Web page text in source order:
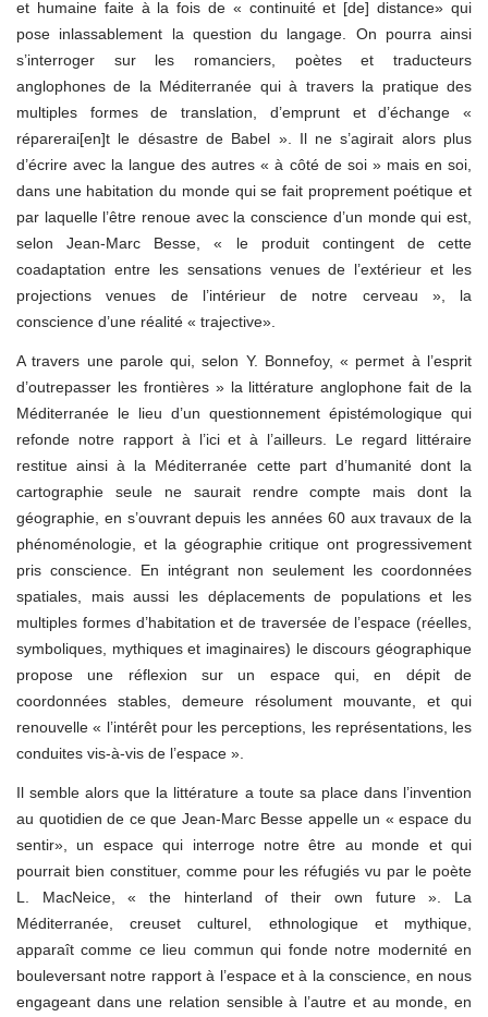
et humaine faite à la fois de « continuité et [de] distance» qui
pose inlassablement la question du langage. On pourra ainsi
s’interroger sur les romanciers, poètes et traducteurs
anglophones de la Méditerranée qui à travers la pratique des
multiples formes de translation, d’emprunt et d’échange «
réparerai[en]t le désastre de Babel ». Il ne s’agirait alors plus
d’écrire avec la langue des autres « à côté de soi » mais en soi,
dans une habitation du monde qui se fait proprement poétique et
par laquelle l’être renoue avec la conscience d’un monde qui est,
selon Jean-Marc Besse, « le produit contingent de cette
coadaptation entre les sensations venues de l’extérieur et les
projections venues de l’intérieur de notre cerveau », la
conscience d’une réalité « trajective».
A travers une parole qui, selon Y. Bonnefoy, « permet à l’esprit
d’outrepasser les frontières » la littérature anglophone fait de la
Méditerranée le lieu d’un questionnement épistémologique qui
refonde notre rapport à l’ici et à l’ailleurs. Le regard littéraire
restitue ainsi à la Méditerranée cette part d’humanité dont la
cartographie seule ne saurait rendre compte mais dont la
géographie, en s’ouvrant depuis les années 60 aux travaux de la
phénoménologie, et la géographie critique ont progressivement
pris conscience. En intégrant non seulement les coordonnées
spatiales, mais aussi les déplacements de populations et les
multiples formes d’habitation et de traversée de l’espace (réelles,
symboliques, mythiques et imaginaires) le discours géographique
propose une réflexion sur un espace qui, en dépit de
coordonnées stables, demeure résolument mouvante, et qui
renouvelle « l’intérêt pour les perceptions, les représentations, les
conduites vis-à-vis de l’espace ».
Il semble alors que la littérature a toute sa place dans l’invention
au quotidien de ce que Jean-Marc Besse appelle un « espace du
sentir», un espace qui interroge notre être au monde et qui
pourrait bien constituer, comme pour les réfugiés vu par le poète
L. MacNeice, « the hinterland of their own future ». La
Méditerranée, creuset culturel, ethnologique et mythique,
apparaît comme ce lieu commun qui fonde notre modernité en
bouleversant notre rapport à l’espace et à la conscience, en nous
engageant dans une relation sensible à l’autre et au monde, en